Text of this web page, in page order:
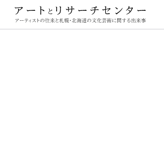
チセンター